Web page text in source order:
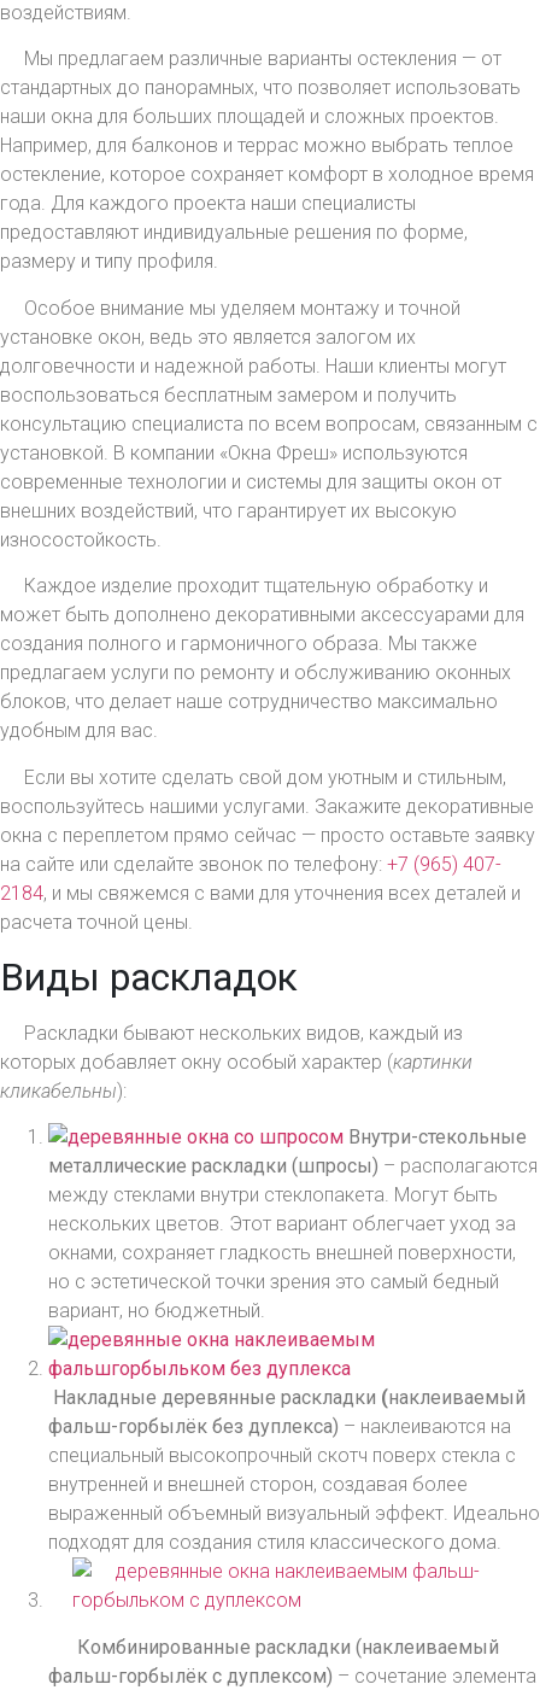
воздействиям.
Мы предлагаем различные варианты остекления — от
стандартных до панорамных, что позволяет использовать
наши окна для больших площадей и сложных проектов.
Например, для балконов и террас можно выбрать теплое
остекление, которое сохраняет комфорт в холодное время
года. Для каждого проекта наши специалисты
предоставляют индивидуальные решения по форме,
размеру и типу профиля.
Особое внимание мы уделяем монтажу и точной
установке окон, ведь это является залогом их
долговечности и надежной работы. Наши клиенты могут
воспользоваться бесплатным замером и получить
консультацию специалиста по всем вопросам, связанным с
установкой. В компании «Окна Фреш» используются
современные технологии и системы для защиты окон от
внешних воздействий, что гарантирует их высокую
износостойкость.
Каждое изделие проходит тщательную обработку и
может быть дополнено декоративными аксессуарами для
создания полного и гармоничного образа. Мы также
предлагаем услуги по ремонту и обслуживанию оконных
блоков, что делает наше сотрудничество максимально
удобным для вас.
Если вы хотите сделать свой дом уютным и стильным,
воспользуйтесь нашими услугами. Закажите декоративные
окна с переплетом прямо сейчас — просто оставьте заявку
на сайте или сделайте звонок по телефону: +7 (965) 407-
2184, и мы свяжемся с вами для уточнения всех деталей и
расчета точной цены.
Виды раскладок
Раскладки бывают нескольких видов, каждый из
которых добавляет окну особый характер (картинки
кликабельны):
Внутри-стекольные
металлические раскладки (шпросы) – располагаются
между стеклами внутри стеклопакета. Могут быть
нескольких цветов. Этот вариант облегчает уход за
окнами, сохраняет гладкость внешней поверхности,
но с эстетической точки зрения это самый бедный
вариант, но бюджетный.
Накладные деревянные раскладки (наклеиваемый
фальш-горбылёк без дуплекса) – наклеиваются на
специальный высокопрочный скотч поверх стекла с
внутренней и внешней сторон, создавая более
выраженный объемный визуальный эффект. Идеально
подходят для создания стиля классического дома.
Комбинированные раскладки (наклеиваемый
фальш-горбылёк с дуплексом) – сочетание элемента